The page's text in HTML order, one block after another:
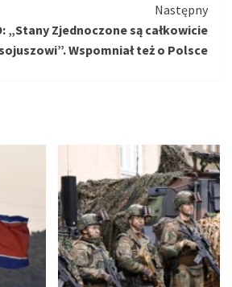
Następny
„Stany Zjednoczone są całkowicie
Wspomniał też o Polsce